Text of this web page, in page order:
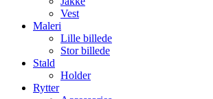
Vest
Maleri
Lille billede
Stor billede
Stald
Holder
Rytter